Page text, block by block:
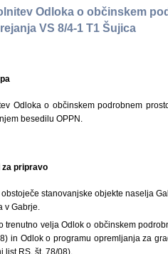
Odloka o občinskem
VS 8/4-1 T1 Šujica
Odloka o občinskem podrobnem
besedilu OPPN.
za pripravo
stanovanjske objekte naselja
v Gabrje.
velja Odlok o občinskem
in Odlok o programu opremljanja za
list RS, št. 78/08).